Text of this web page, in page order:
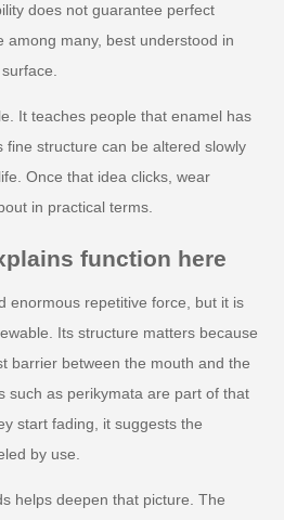
does not guarantee perfect
among many, best understood in
It teaches people that enamel has
fine structure can be altered slowly
Once that idea clicks, wear
in practical terms.
function here
enormous repetitive force, but it is
Its structure matters because
barrier between the mouth and the
such as perikymata are part of that
start fading, it suggests the
by use.
helps deepen that picture. The